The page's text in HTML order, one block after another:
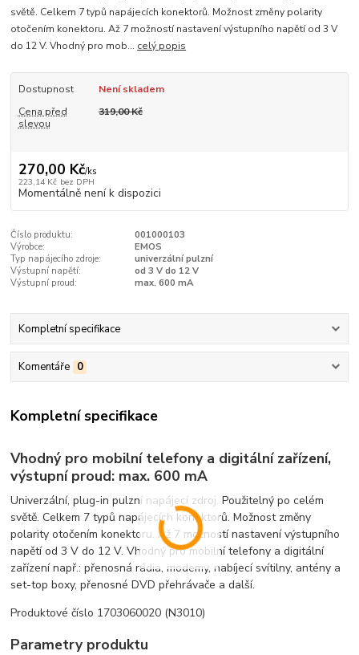
světě. Celkem 7 typů napájecích konektorů. Možnost změny polarity
otočením konektoru. Až 7 možností nastavení výstupního napětí od 3 V
do 12 V. Vhodný pro mob... celý popis
Dostupnost
Není skladem
Cena před
slevou
319,00 Kč
270,00 Kč/ks
223,14 Kč bez DPH
Momentálně není k dispozici
Číslo produktu:
001000103
Výrobce:
EMOS
Typ napájecího zdroje:
univerzální pulzní
Výstupní napětí:
od 3 V do 12 V
Výstupní proud:
max. 600 mA
Kompletní specifikace
Komentáře 0
Kompletní specifikace
Vhodný pro mobilní telefony a digitální zařízení,
výstupní proud: max. 600 mA
Univerzální, plug-in pulzní napájecí zdroj. Použitelný po celém
světě. Celkem 7 typů napájecích konektorů. Možnost změny
polarity otočením konektoru. Až 7 možností nastavení výstupního
napětí od 3 V do 12 V. Vhodný pro mobilní telefony a digitální
zařízení např.: přenosná rádia, modemy, nabíjecí svítilny, antény a
set-top boxy, přenosné DVD přehrávače a další.
Produktové číslo 1703060020 (N3010)
Parametry produktu